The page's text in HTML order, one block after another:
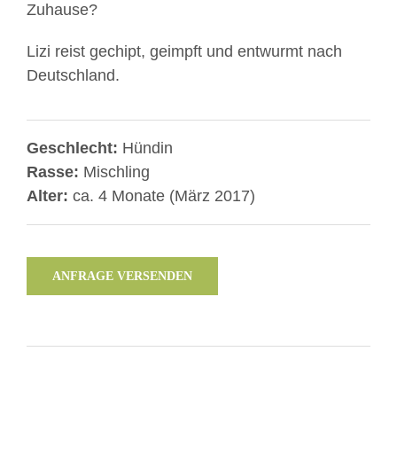
Zuhause?
Lizi reist gechipt, geimpft und entwurmt nach
Deutschland.
Geschlecht: Hündin
Rasse: Mischling
Alter: ca. 4 Monate (März 2017)
ANFRAGE VERSENDEN